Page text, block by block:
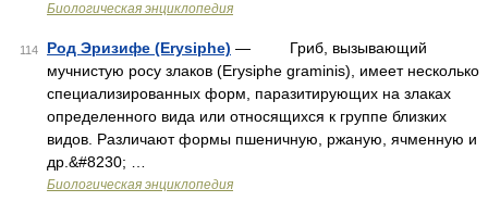
Биологическая энциклопедия
114 Род Эризифе (Erysiphe) — Гриб, вызывающий
мучнистую росу злаков (Erysiphe graminis), имеет несколько
специализированных форм, паразитирующих на злаках
определенного вида или относящихся к группе близких
видов. Различают формы пшеничную, ржаную, ячменную и
др.&#8230; …
Биологическая энциклопедия